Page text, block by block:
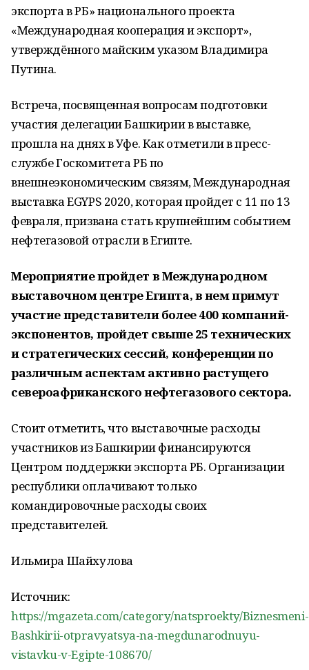
экспорта в РБ» национального проекта
«Международная кооперация и экспорт»,
утверждённого майским указом Владимира
Путина.
Встреча, посвященная вопросам подготовки
участия делегации Башкирии в выставке,
прошла на днях в Уфе. Как отметили в пресс-
службе Госкомитета РБ по
внешнеэкономическим связям, Международная
выставка EGYPS 2020, которая пройдет с 11 по 13
февраля, призвана стать крупнейшим событием
нефтегазовой отрасли в Египте.
Мероприятие пройдет в Международном
выставочном центре Египта, в нем примут
участие представители более 400 компаний-
экспонентов, пройдет свыше 25 технических
и стратегических сессий, конференции по
различным аспектам активно растущего
североафриканского нефтегазового сектора.
Стоит отметить, что выставочные расходы
участников из Башкирии финансируются
Центром поддержки экспорта РБ. Организации
республики оплачивают только
командировочные расходы своих
представителей.
Ильмира Шайхулова
Источник:
https://mgazeta.com/category/natsproekty/Biznesmeni-
Bashkirii-otpravyatsya-na-megdunarodnuyu-
vistavku-v-Egipte-108670/